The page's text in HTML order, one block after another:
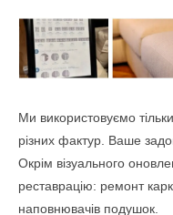
Ми використовуємо
різних фактур. Ваше
Окрім візуального
реставрацію: ремонт
наповнювачів подушок.